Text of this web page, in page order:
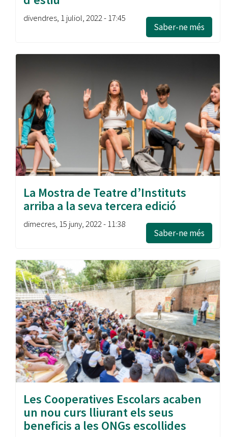
divendres, 1 juliol, 2022 - 17:45
Saber-ne més
La Mostra de Teatre d’Instituts
arriba a la seva tercera edició
dimecres, 15 juny, 2022 - 11:38
Saber-ne més
Les Cooperatives Escolars acaben
un nou curs lliurant els seus
beneficis a les ONGs escollides